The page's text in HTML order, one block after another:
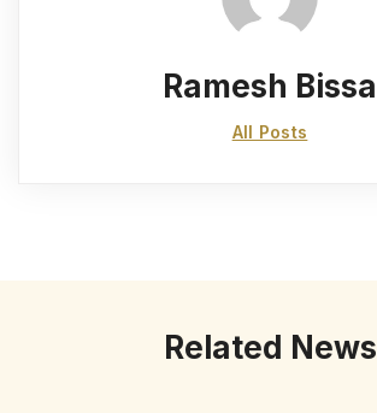
Ramesh Bissa
All Posts
Related News